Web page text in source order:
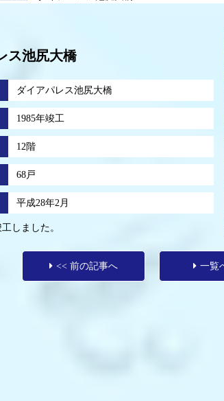
ス池尻大橋
ダイアパレス池尻大橋
1985年竣工
12階
68戸
平成28年2月
しました。
<< 前の記事へ 一覧